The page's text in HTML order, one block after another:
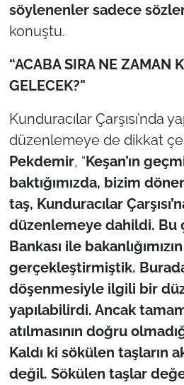
söylenenler sadece
konuştu.
“ACABA SIRA NE ZAMAN
GELECEK?"
Kunduracılar Çarşısı’nda
düzenlemeye de dikkat
Pekdemir, “Keşan’ın
baktığımızda, bizim
taş, Kunduracılar
düzenlemeye dahildi. Bu
Bankası ile
gerçekleştirmiştik.
döşenmesiyle ilgili bir
yapılabilirdi. Ancak
atılmasının doğru
Kaldı ki sökülen taşların
değil. Sökülen taşlar